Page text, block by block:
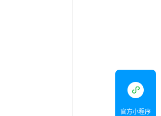
官方小程序